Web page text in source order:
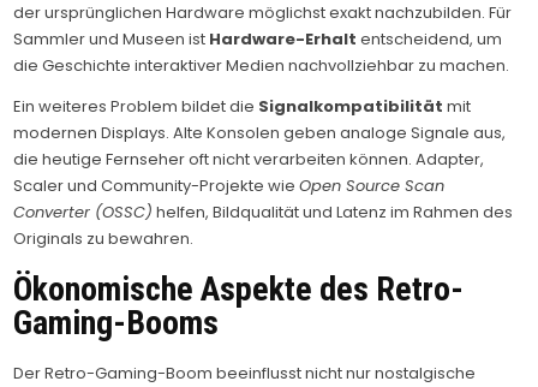
der ursprünglichen Hardware möglichst exakt nachzubilden. Für
Sammler und Museen ist Hardware-Erhalt entscheidend, um
die Geschichte interaktiver Medien nachvollziehbar zu machen.
Ein weiteres Problem bildet die Signalkompatibilität mit
modernen Displays. Alte Konsolen geben analoge Signale aus,
die heutige Fernseher oft nicht verarbeiten können. Adapter,
Scaler und Community-Projekte wieOpen Source Scan
Converter (OSSC) helfen, Bildqualität und Latenz im Rahmen des
Originals zu bewahren.
Ökonomische Aspekte des Retro-
Gaming-Booms
Der Retro-Gaming-Boom beeinflusst nicht nur nostalgische